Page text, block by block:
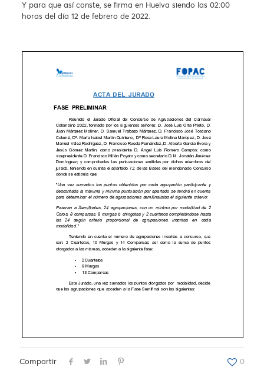
Y para que así conste, se firma en Huelva siendo las 02:00
horas del día 12 de febrero de 2022.
Compartir 0